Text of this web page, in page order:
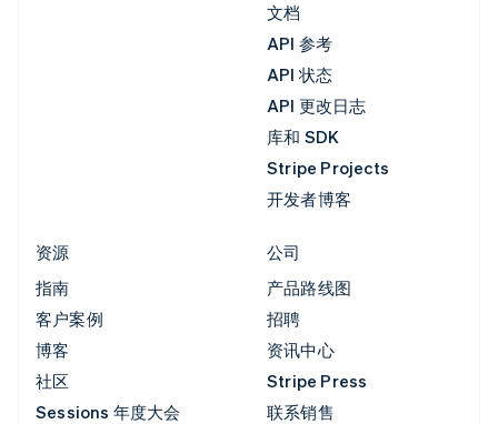
文档
API 参考
API 状态
API 更改日志
库和 SDK
Stripe Projects
开发者博客
资源
指南
客户案例
博客
社区
Sessions 年度大会
公司
产品路线图
招聘
资讯中心
Stripe Press
联系销售